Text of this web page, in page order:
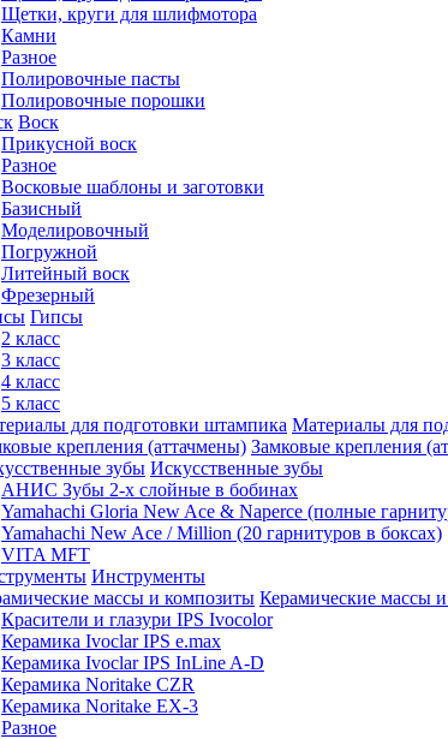
Щетки, круги для шлифмотора
Камни
Разное
Полировочные пасты
Полировочные порошки
Воск
Прикусной воск
Разное
Восковые шаблоны и заготовки
Базисный
Моделировочный
Погружной
Литейный воск
Фрезерный
Гипсы
2 класс
3 класс
4 класс
5 класс
Материалы для
Замковые крепления
Искусственные зубы
АНИС Зубы 2-х слойные в бобинах
Yamahachi Gloria New Ace & Naperce (полные
Yamahachi New Ace / Million (20 гарнитуров в боксах)
VITA MFT
Инструменты
Керамические массы
Красители и глазури IPS Ivocolor
Керамика Ivoclar IPS e.max
Керамика Ivoclar IPS InLine A-D
Керамика Noritake CZR
Керамика Noritake EX-3
Разное